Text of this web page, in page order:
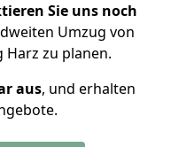
Sie uns noch
Umzug von
zu planen.
aus, und erhalten